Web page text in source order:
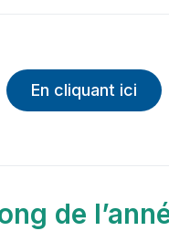
En cliquant ici
de